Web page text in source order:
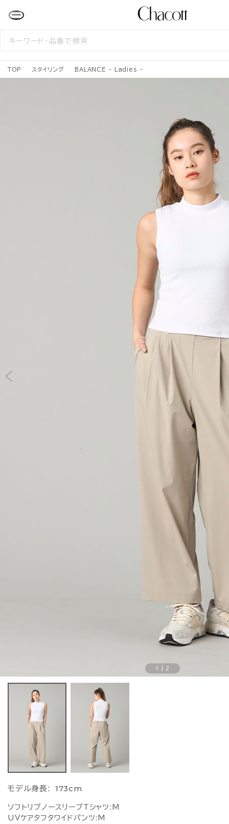
検
TOP スタイリング BALANCE - Ladies -
1 2
モデル身長: 173cm
ソフトリブノースリーブTシャツ:M
UVケアタフタワイドパンツ:M